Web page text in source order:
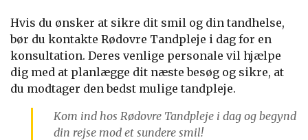
Hvis du ønsker at sikre dit smil og din tandhelse,
bør du kontakte Rødovre Tandpleje i dag for en
konsultation. Deres venlige personale vil hjælpe
dig med at planlægge dit næste besøg og sikre, at
du modtager den bedst mulige tandpleje.
Kom ind hos Rødovre Tandpleje i dag og begynd
din rejse mod et sundere smil!